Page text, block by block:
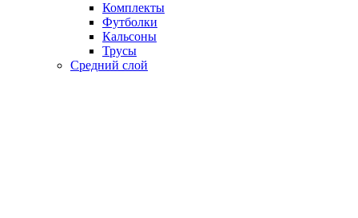
Комплекты
Футболки
Кальсоны
Трусы
Средний слой